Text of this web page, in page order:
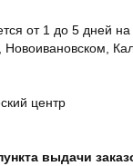
от 1 до 5 дней на
центр
выдачи